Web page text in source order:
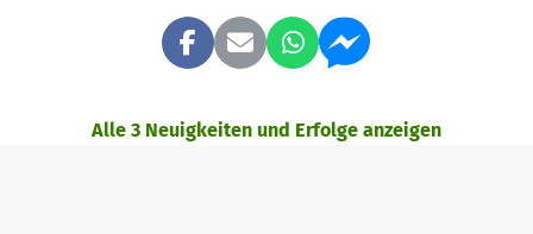
Alle 3 Neuigkeiten und Erfolge anzeigen